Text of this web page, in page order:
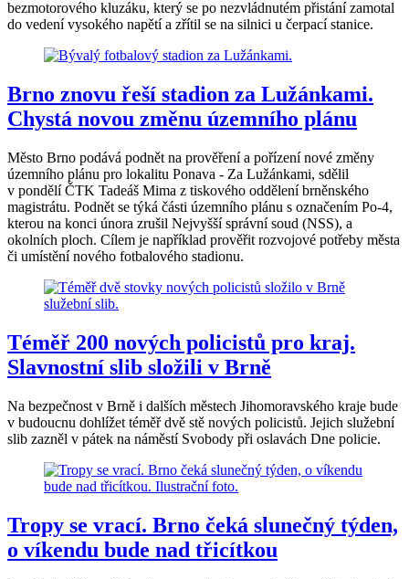
bezmotorového kluzáku, který se po nezvládnutém přistání zamotal
do vedení vysokého napětí a zřítil se na silnici u čerpací stanice.
Brno znovu řeší stadion za Lužánkami.
Chystá novou změnu územního plánu
Město Brno podává podnět na prověření a pořízení nové změny
územního plánu pro lokalitu Ponava - Za Lužánkami, sdělil
v pondělí ČTK Tadeáš Mima z tiskového oddělení brněnského
magistrátu. Podnět se týká části územního plánu s označením Po-4,
kterou na konci února zrušil Nejvyšší správní soud (NSS), a
okolních ploch. Cílem je například prověřit rozvojové potřeby města
či umístění nového fotbalového stadionu.
Téměř 200 nových policistů pro kraj.
Slavnostní slib složili v Brně
Na bezpečnost v Brně i dalších městech Jihomoravského kraje bude
v budoucnu dohlížet téměř dvě stě nových policistů. Jejich služební
slib zazněl v pátek na náměstí Svobody při oslavách Dne policie.
Tropy se vrací. Brno čeká slunečný týden,
o víkendu bude nad třicítkou